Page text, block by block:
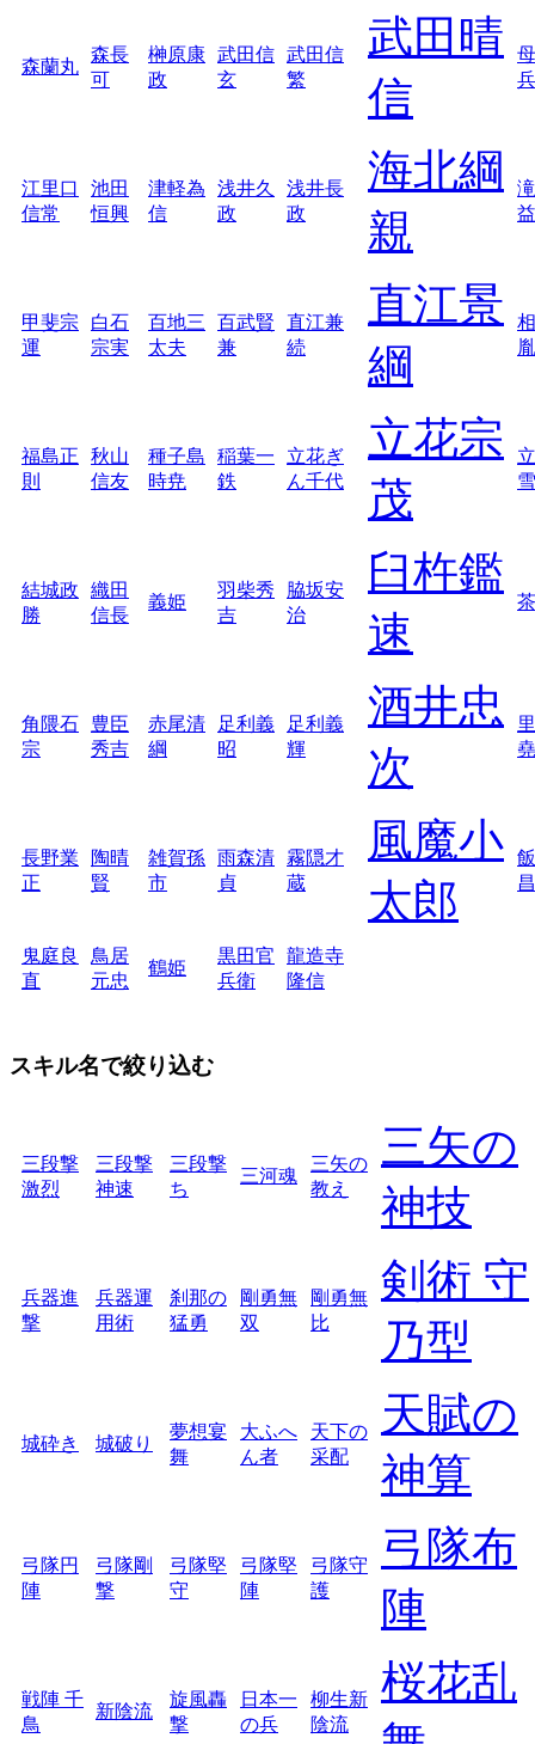
森蘭丸
森長
可
榊原康
政
武田信
玄
武田信
繁
武田晴
信
江里口
信常
池田
恒興
津軽為
信
浅井久
政
浅井長
政
海北綱
親
益
甲斐宗
運
白石
宗実
百地三
太夫
百武賢
兼
直江兼
続
直江景
綱
胤
福島正
則
秋山
信友
種子島
時尭
稲葉一
鉄
立花ぎ
ん千代
立花宗
茂
雪
結城政
勝
織田
信長
義姫
羽柴秀
吉
脇坂安
治
臼杵鑑
速
角隈石
宗
豊臣
秀吉
赤尾清
綱
足利義
昭
足利義
輝
酒井忠
次
堯
長野業
正
陶晴
賢
雑賀孫
市
雨森清
貞
霧隠才
蔵
風魔小
太郎
昌
鬼庭良
直
鳥居
元忠
鶴姫
黒田官
兵衛
龍造寺
隆信
スキル名で絞り込む
三段撃
激烈
三段撃
神速
三段撃
ち
三河魂
三矢の
教え
三矢の
神技
兵器進
撃
兵器運
用術
刹那の
猛勇
剛勇無
双
剛勇無
比
剣術 守
乃型
城砕き 城破り
夢想宴
舞
大ふへ
ん者
天下の
采配
天賦の
神算
弓隊円
陣
弓隊剛
撃
弓隊堅
守
弓隊堅
陣
弓隊守
護
弓隊布
陣
戦陣 千
鳥
新陰流
旋風轟
撃
日本一
の兵
柳生新
陰流
桜花乱